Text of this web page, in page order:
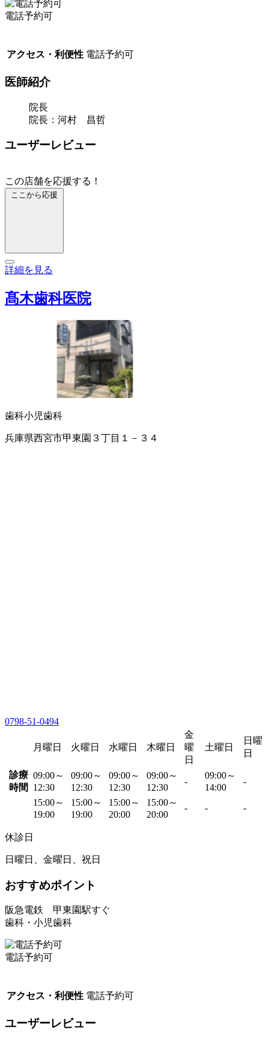
電話予約可
アクセス・利便性 電話予約可
医師紹介
院長
院長：河村 昌哲
ユーザーレビュー
この店舗を応援する！
ここから応援
詳細を見る
髙木歯科医院
歯科小児歯科
兵庫県西宮市甲東園３丁目１－３４
0798-51-0494
月曜日 火曜日 水曜日 木曜日
金
曜
日
土曜日
日曜
日
診療
時間
09:00～
12:30
09:00～
12:30
09:00～
12:30
09:00～
12:30
-
09:00～
14:00
-
15:00～
19:00
15:00～
19:00
15:00～
20:00
15:00～
20:00
- - -
休診日
日曜日、金曜日、祝日
おすすめポイント
阪急電鉄 甲東園駅すぐ
歯科・小児歯科
電話予約可
アクセス・利便性 電話予約可
ユーザーレビュー